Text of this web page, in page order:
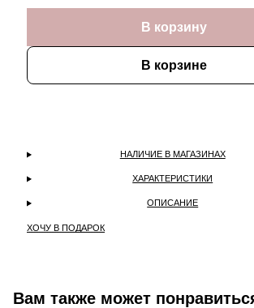
В корзину
В корзине
НАЛИЧИЕ В МАГАЗИНАХ
ХАРАКТЕРИСТИКИ
ОПИСАНИЕ
ХОЧУ В ПОДАРОК
Вам также может